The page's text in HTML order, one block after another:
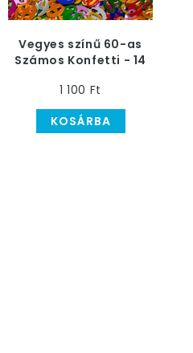
Vegyes színű 60-as
Számos Konfetti - 14
1 100 Ft
KOSÁRBA